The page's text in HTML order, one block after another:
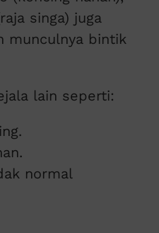
singa) juga
munculnya bintik
lain seperti:
normal